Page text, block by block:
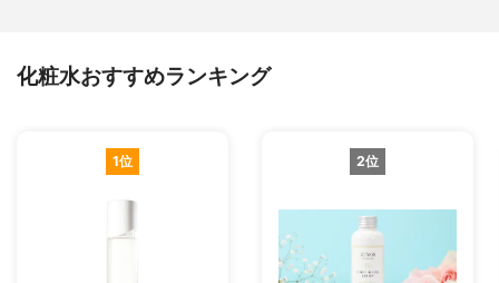
化粧水おすすめランキング
1位 2位